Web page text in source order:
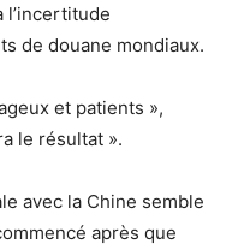
l’incertitude
de douane mondiaux.
et patients »,
le résultat ».
avec la Chine semble
après que